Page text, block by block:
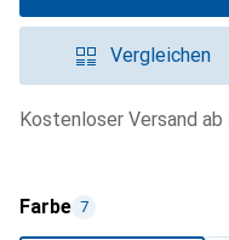
Vergleichen
Kostenloser Versand ab
Farbe 7